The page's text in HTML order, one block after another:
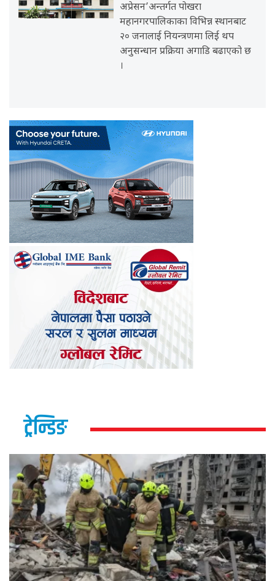
अप्रेसन’अन्तर्गत पोखरा
महानगरपालिकाका विभिन्न स्थानबाट
२० जनालाई नियन्त्रणमा लिई थप
अनुसन्धान प्रक्रिया अगाडि बढाएको छ
।
ट्रेन्डिङ